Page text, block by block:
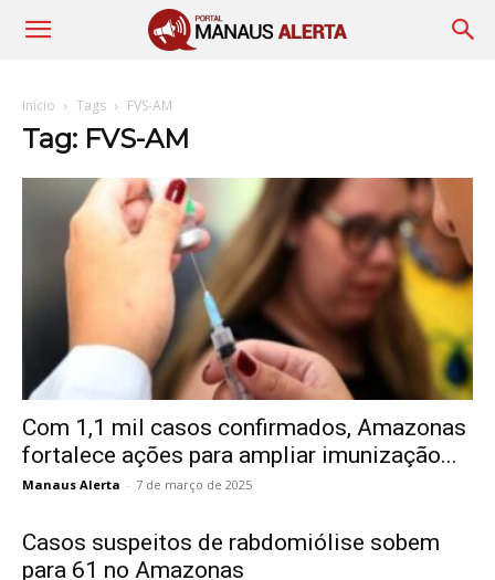
Início Tags FVS-AM
Tag: FVS-AM
Com 1,1 mil casos confirmados, Amazonas
fortalece ações para ampliar imunização...
Manaus Alerta - 7 de março de 2025
Casos suspeitos de rabdomiólise sobem
para 61 no Amazonas